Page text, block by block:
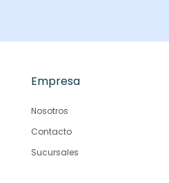
Empresa
Nosotros
Contacto
Sucursales